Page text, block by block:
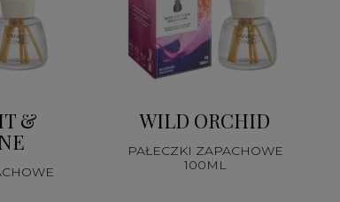
&
WILD ORCHID
PAŁECZKI ZAPACHOWE
100ML